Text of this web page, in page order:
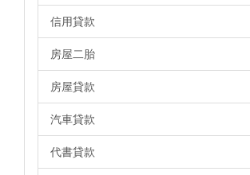
信用貸款
房屋二胎
房屋貸款
汽車貸款
代書貸款